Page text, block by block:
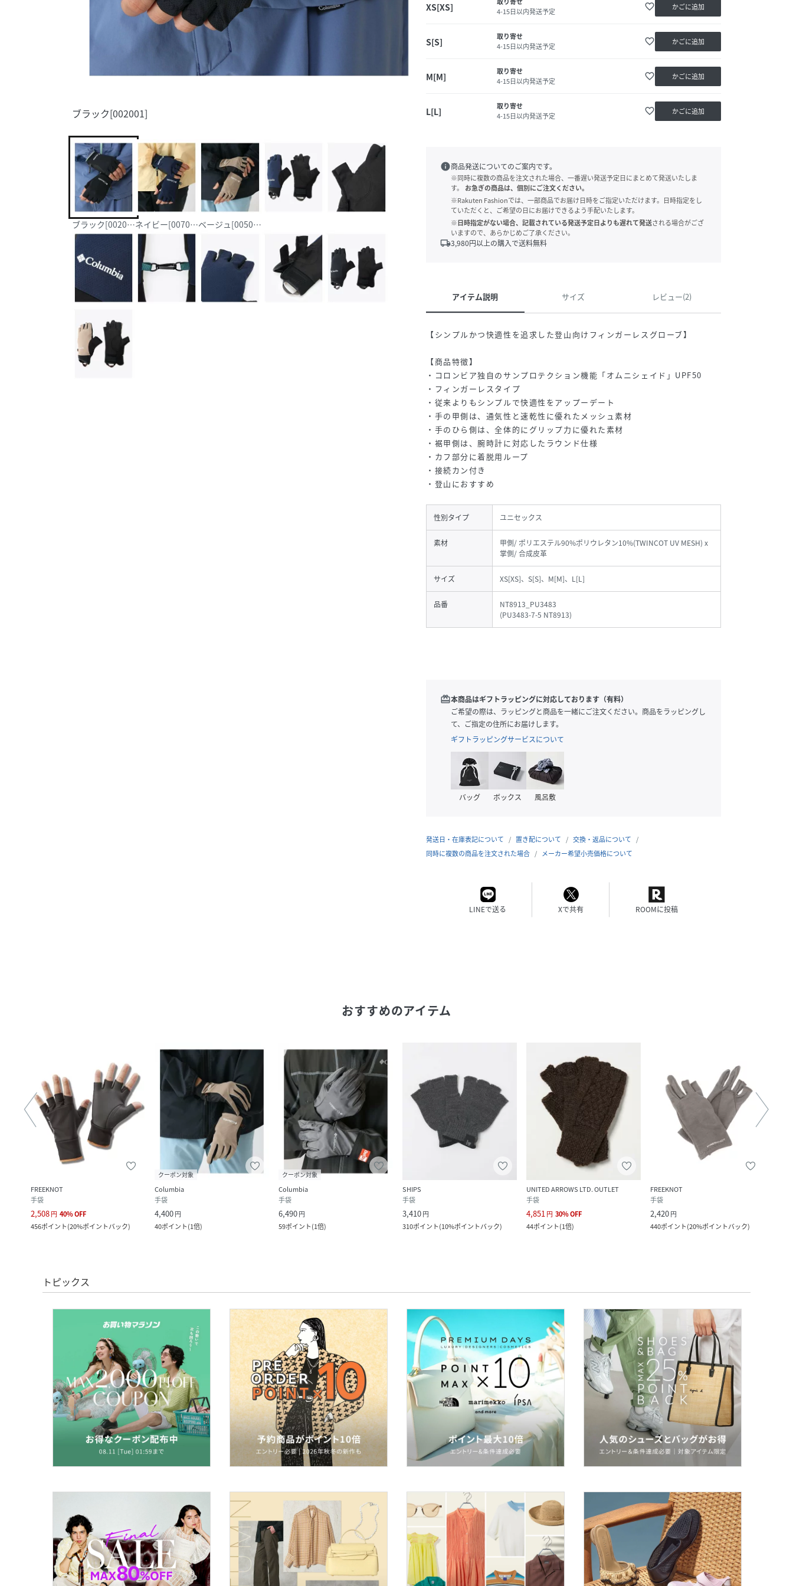
ブラック[002001]
ブラック[002001]ネイビー[007011]ベージュ[005001]
XS[XS]
4-15日以内発送予定
favorite_border かごに追加
S[S]
取り寄せ
4-15日以内発送予定
favorite_border かごに追加
M[M]
取り寄せ
4-15日以内発送予定
favorite_border かごに追加
L[L]
取り寄せ
4-15日以内発送予定
favorite_border かごに追加
info商品発送についてのご案内です。
※同時に複数の商品を注文された場合、一番遅い発送予定日にまとめて発送いたしま
す。
お急ぎの商品は、個別にご注文ください。
※Rakuten Fashionでは、一部商品でお届け日時をご指定いただけます。日時指定をし
ていただくと、ご希望の日にお届けできるよう手配いたします。
※日時指定がない場合、記載されている発送予定日よりも遅れて発送される場合がござ
いますので、あらかじめご了承ください。
local_shipping3,980円以上の購入で送料無料
アイテム説明 サイズ レビュー(2)
【シンプルかつ快適性を追求した登山向けフィンガーレスグローブ】
【商品特徴】
・コロンビア独自のサンプロテクション機能「オムニシェイド」UPF50
・フィンガーレスタイプ
・従来よりもシンプルで快適性をアップーデート
・手の甲側は、通気性と速乾性に優れたメッシュ素材
・手のひら側は、全体的にグリップ力に優れた素材
・裾甲側は、腕時計に対応したラウンド仕様
・カフ部分に着脱用ループ
・接続カン付き
・登山におすすめ
性別タイプ ユニセックス
素材
甲側/ ポリエステル90%ポリウレタン10%(TWINCOT UV MESH) x
掌側/ 合成皮革
サイズ XS[XS]、S[S]、M[M]、L[L]
品番
NT8913_PU3483
(PU3483-7-5 NT8913)
redeem本商品はギフトラッピングに対応しております（有料）
ご希望の際は、ラッピングと商品を一緒にご注文ください。商品をラッピングし
て、ご指定の住所にお届けします。
ギフトラッピングサービスについて
バッグ ボックス 風呂敷
発送日・在庫表記について 置き配について
交換・返品について
同時に複数の商品を注文された場合
メーカー希望小売価格について
LINEで送る Xで共有 ROOMに投稿
おすすめのアイテム
FREEKNOT
手袋
2,508円 40%OFF
456ポイント(20%ポイントバック)
クーポン対象
Columbia
手袋
4,400円
40ポイント(1倍)
クーポン対象
Columbia
手袋
6,490円
59ポイント(1倍)
SHIPS
手袋
3,410円
310ポイント(10%ポイントバック)
UNITED ARROWS LTD. OUTLET
手袋
4,851円 30%OFF
44ポイント(1倍)
FREEKNOT
手袋
2,420円
440ポイント(20%ポイントバック)
トピックス